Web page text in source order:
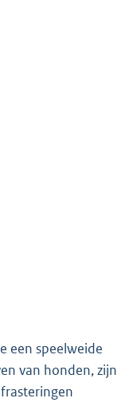
een speelweide
van honden, zijn